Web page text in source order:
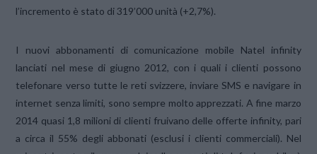
l’incremento è stato di 319’000 unità (+2,7%).
I nuovi abbonamenti di comunicazione mobile Natel infinity
lanciati nel mese di giugno 2012, con i quali i clienti possono
telefonare verso tutte le reti svizzere, inviare SMS e navigare in
internet senza limiti, sono sempre molto apprezzati. A fine marzo
2014 quasi 1,8 milioni di clienti fruivano delle offerte infinity, pari
a circa il 55% degli abbonati (esclusi i clienti commerciali). Nel